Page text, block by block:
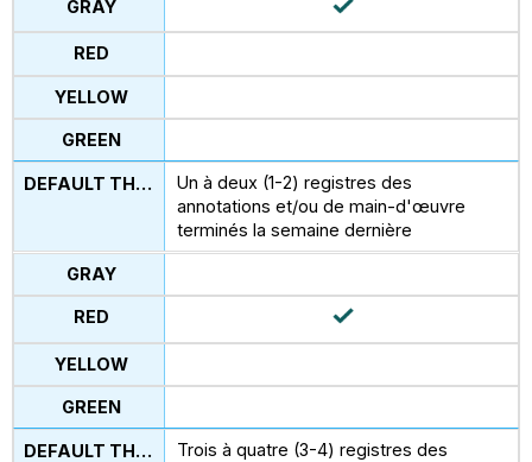
Un à deux (1-2) registres des
annotations et/ou de main-d'œuvre
terminés la semaine dernière
Trois à quatre (3-4) registres des